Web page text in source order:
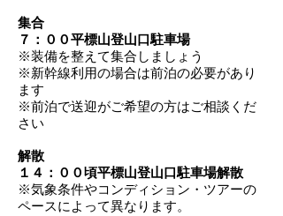
集合
７：００平標山登山口駐車場
※装備を整えて集合しましょう
※新幹線利用の場合は前泊の必要があり
ます
※前泊で送迎がご希望の方はご相談くだ
さい
解散
１４：００頃平標山登山口駐車場解散
※気象条件やコンディション・ツアーの
ペースによって異なります。